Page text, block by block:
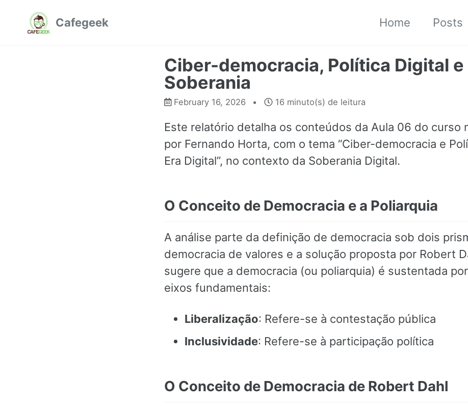
Cafegeek Home Posts
Ciber-democracia, Política Digital e
Soberania
February 16, 2026 16 minuto(s) de leitura
Este relatório detalha os conteúdos da Aula 06 do curso
por Fernando Horta, com o tema “Ciber-democracia e
Era Digital”, no contexto da Soberania Digital.
O Conceito de Democracia e a Poliarquia
A análise parte da definição de democracia sob dois
democracia de valores e a solução proposta por Robert
sugere que a democracia (ou poliarquia) é sustentada
eixos fundamentais:
Liberalização: Refere-se à contestação pública
Inclusividade: Refere-se à participação política
O Conceito de Democracia de Robert Dahl